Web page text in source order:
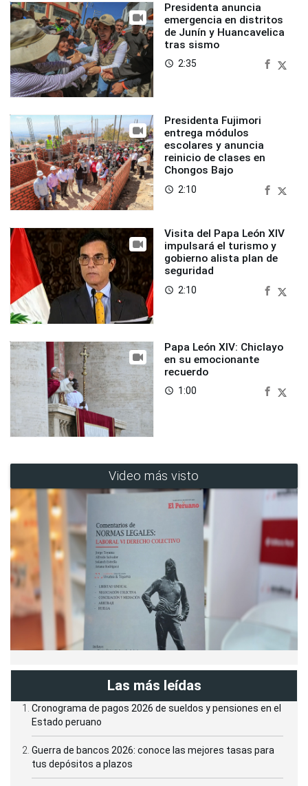
Presidenta anuncia
emergencia en distritos
de Junín y Huancavelica
tras sismo
access_time 2:35
Presidenta Fujimori
entrega módulos
escolares y anuncia
reinicio de clases en
Chongos Bajo
access_time 2:10
Visita del Papa León XIV
impulsará el turismo y
gobierno alista plan de
seguridad
access_time 2:10
Papa León XIV: Chiclayo
en su emocionante
recuerdo
access_time 1:00
Video más visto
Las más leídas
Cronograma de pagos 2026 de sueldos y pensiones en el
Estado peruano
Guerra de bancos 2026: conoce las mejores tasas para
tus depósitos a plazos